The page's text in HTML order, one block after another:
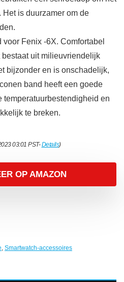
is duurzamer om de
Fenix ​​-6X. Comfortabel
uit milieuvriendelijk
bijzonder en is onschadelijk,
band heeft een goede
en
te breken.
03:01 PST-Details)
OP AMAZON
, Smartwatch-accessoires